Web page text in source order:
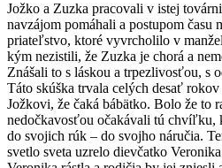
Jožko a Zuzka pracovali v istej
navzájom pomáhali a postupom času
priateľstvo, ktoré vyvrcholilo v
kým nezistili, že Zuzka je chorá a
Znášali to s láskou a trpezlivosťou, s
Táto skúška trvala celých desať
Jožkovi, že čaká bábätko. Bolo že to
nedočkavosťou očakávali tú chvíľku,
do svojich rúk – do svojho náručia.
svetlo sveta uzrelo dievčatko